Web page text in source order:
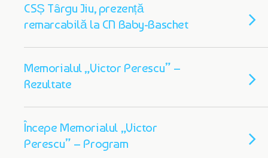
CSȘ Târgu Jiu, prezență
remarcabilă la CN Baby-Baschet
Memorialul „Victor Perescu” –
Rezultate
Începe Memorialul „Victor
Perescu” – Program